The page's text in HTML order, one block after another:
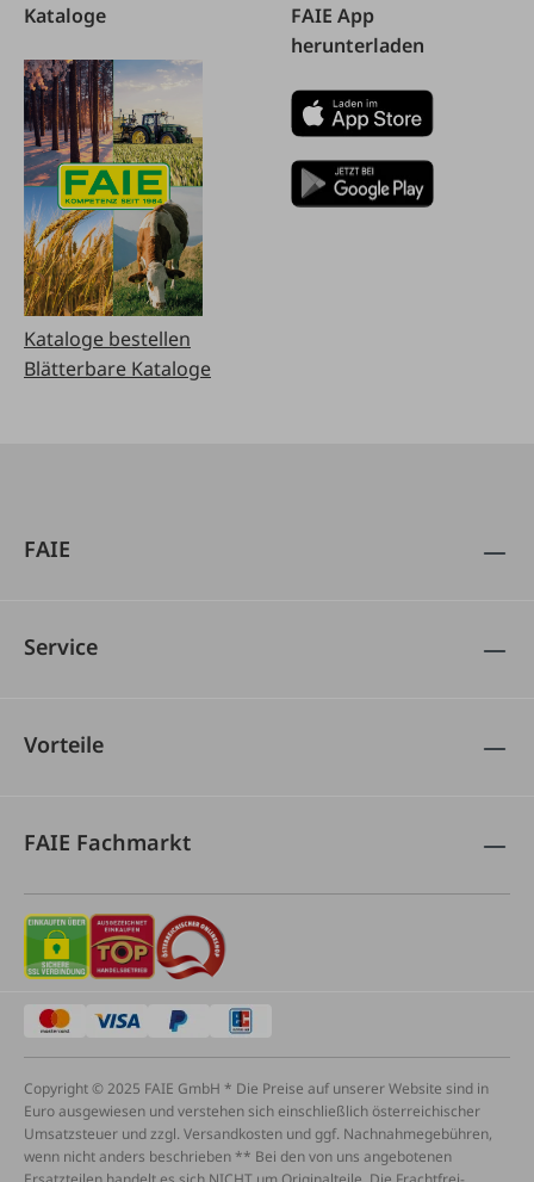
Kataloge
Kataloge bestellen
Blätterbare Kataloge
FAIE App
herunterladen
FAIE
Service
Vorteile
FAIE Fachmarkt
Copyright © 2025 FAIE GmbH * Die Preise auf unserer Website sind in
Euro ausgewiesen und verstehen sich einschließlich österreichischer
Umsatzsteuer und zzgl. Versandkosten und ggf. Nachnahmegebühren,
wenn nicht anders beschrieben ** Bei den von uns angebotenen